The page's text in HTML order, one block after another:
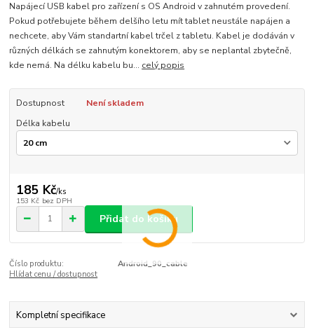
Napájecí USB kabel pro zařízení s OS Android v zahnutém provedení.
Pokud potřebujete během delšího letu mít tablet neustále napájen a
nechcete, aby Vám standartní kabel trčel z tabletu. Kabel je dodáván v
různých délkách se zahnutým konektorem, aby se neplantal zbytečně,
kde nemá. Na délku kabelu bu... celý popis
Dostupnost
Není skladem
Délka kabelu
185 Kč/ks
153 Kč bez DPH
Přidat do košíku
Číslo produktu:
Android_90_cable
Hlídat cenu / dostupnost
Kompletní specifikace